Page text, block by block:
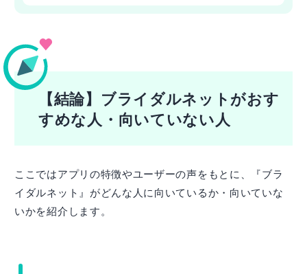
【結論】ブライダルネットがおす
すめな人・向いていない人
ここではアプリの特徴やユーザーの声をもとに、『ブラ
イダルネット』がどんな人に向いているか・向いていな
いかを紹介します。